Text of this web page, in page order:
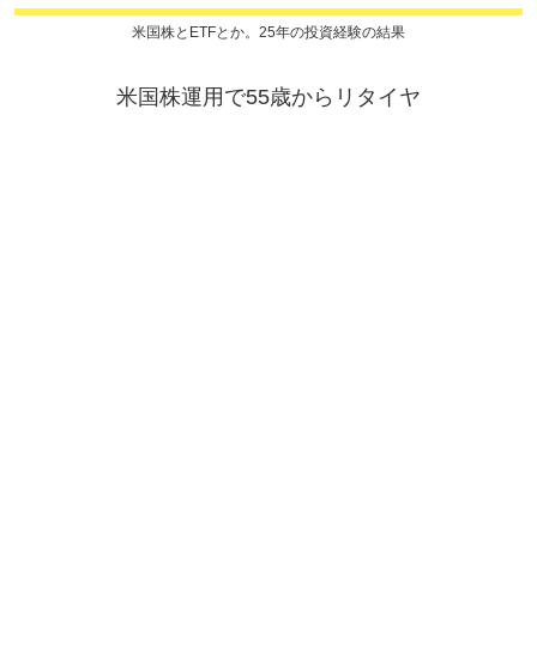
米国株とETFとか。25年の投資経験の結果
米国株運用で55歳からリタイヤ